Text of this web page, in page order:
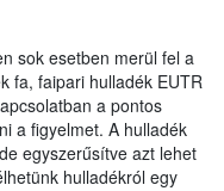
sok esetben merül fel a
fa, faipari hulladék EUTR
a pontos
a figyelmet. A hulladék
egyszerűsítve azt lehet
hulladékról egy